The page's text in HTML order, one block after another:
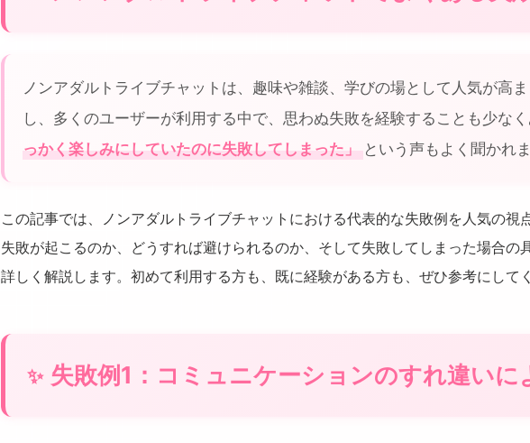
ノンアダルトライブチャットは、趣味や雑談、学びの場として人気が高
し、多くのユーザーが利用する中で、思わぬ失敗を経験することも少なく
っかく楽しみにしていたのに失敗してしまった」 という声もよく聞かれま
この記事では、ノンアダルトライブチャットにおける代表的な失敗例を人気の視
失敗が起こるのか、どうすれば避けられるのか、そして失敗してしまった場合の
詳しく解説します。初めて利用する方も、既に経験がある方も、ぜひ参考にして
失敗例1：コミュニケーションのすれ違いに